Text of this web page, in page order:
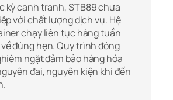
kỳ cạnh tranh, STB89 chưa
với chất lượng dịch vụ. Hệ
chạy liên tục hàng tuần
đúng hẹn. Quy trình đóng
ngặt đảm bảo hàng hóa
đai, nguyên kiện khi đến